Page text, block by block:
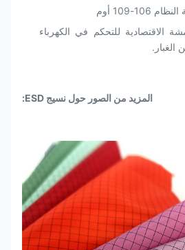
الاقتصادية للتحكم في الكهرباء
الغبار.
المزيد من الصور حول نسيج ESD: